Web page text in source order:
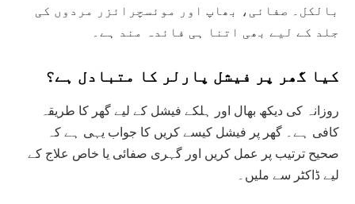
بالکل۔ صفائی، بھاپ اور موئسچرائزر مردوں کی
جلد کے لیے بھی اتنا ہی فائدہ مند ہے۔
کیا گھر پر فیشل پارلر کا متبادل ہے؟
روزانہ کی دیکھ بھال اور ہلکے فیشل کے لیے گھر کا طریقہ
کافی ہے۔ گھر پر فیشل کیسے کریں کا جواب یہی ہے کہ
صحیح ترتیب پر عمل کریں اور گہری صفائی یا خاص علاج کے
لیے ڈاکٹر سے ملیں۔